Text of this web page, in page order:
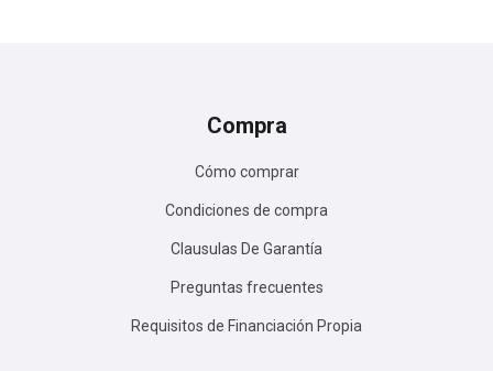
Compra
Cómo comprar
Condiciones de compra
Clausulas De Garantía
Preguntas frecuentes
Requisitos de Financiación Propia